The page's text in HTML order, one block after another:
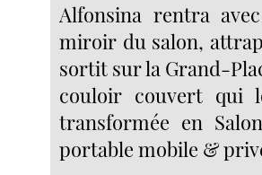
Alfonsina rentra
miroir du salon,
sortit sur la Grand-
couloir couvert qui
transformée en
portable mobile &